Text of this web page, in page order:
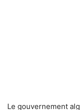
Le gouvernement